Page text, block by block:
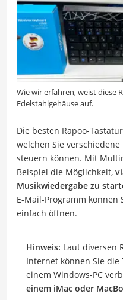
Wie wir erfahren, weist diese
Edelstahlgehäuse auf.
Die besten Rapoo-
welchen Sie
steuern können. Mit
Beispiel die Möglichkeit,
Musikwiedergabe zu
E-Mail-Programm können
einfach öffnen.
Hinweis: Laut diversen
Internet können Sie
einem Windows-PC
einem iMac oder